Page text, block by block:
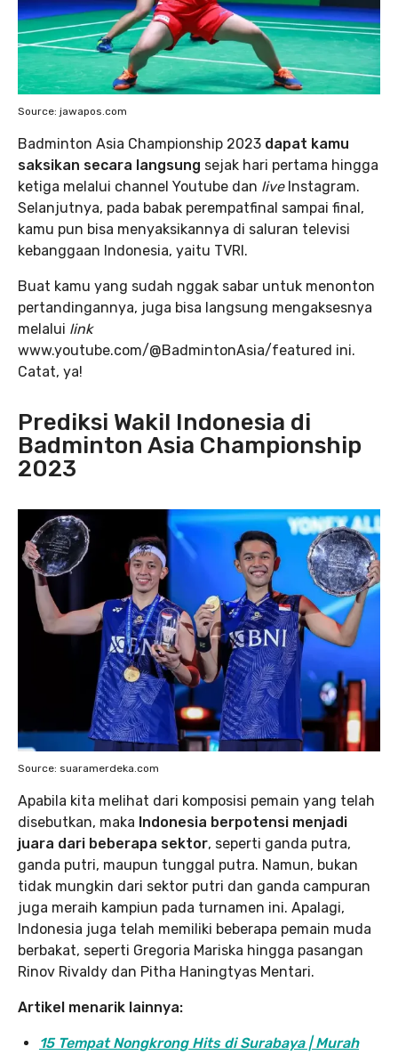
Source: jawapos.com
Badminton Asia Championship 2023 dapat kamu
saksikan secara langsung sejak hari pertama hingga
ketiga melalui channel Youtube dan live Instagram.
Selanjutnya, pada babak perempatfinal sampai final,
kamu pun bisa menyaksikannya di saluran televisi
kebanggaan Indonesia, yaitu TVRI.
Buat kamu yang sudah nggak sabar untuk menonton
pertandingannya, juga bisa langsung mengaksesnya
melalui link
www.youtube.com/@BadmintonAsia/featured ini.
Catat, ya!
Prediksi Wakil Indonesia di
Badminton Asia Championship
2023
Source: suaramerdeka.com
Apabila kita melihat dari komposisi pemain yang telah
disebutkan, maka Indonesia berpotensi menjadi
juara dari beberapa sektor, seperti ganda putra,
ganda putri, maupun tunggal putra. Namun, bukan
tidak mungkin dari sektor putri dan ganda campuran
juga meraih kampiun pada turnamen ini. Apalagi,
Indonesia juga telah memiliki beberapa pemain muda
berbakat, seperti Gregoria Mariska hingga pasangan
Rinov Rivaldy dan Pitha Haningtyas Mentari.
Artikel menarik lainnya:
15 Tempat Nongkrong Hits di Surabaya | Murah